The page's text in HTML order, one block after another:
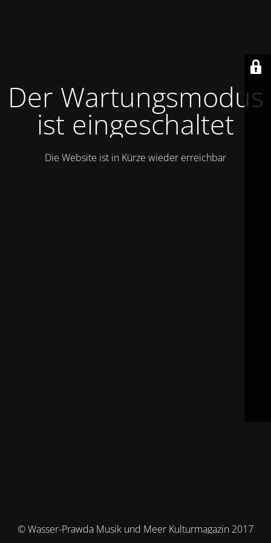
Der Wartungsmodus
ist eingeschaltet
Die Website ist in Kürze wieder erreichbar
© Wasser-Prawda Musik und Meer Kulturmagazin 2017